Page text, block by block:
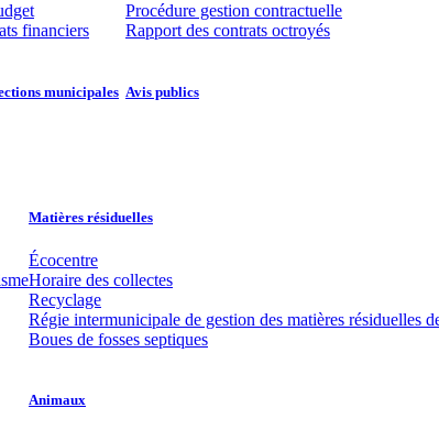
financiers
municipales​​
Procédure gestion contractuelle
Rapport des contrats octroyés
Avis publics
Matières résiduelles
Écocentre
Horaire des collectes
Recyclage
Régie intermunicipale de gestion des matières résiduelles
Boues de fosses septiques
Animaux